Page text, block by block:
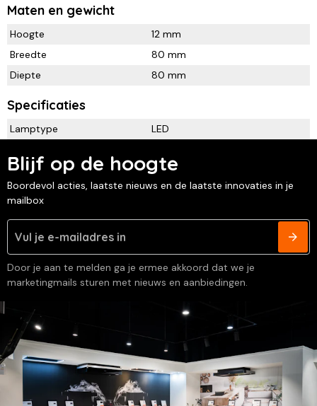
Maten en gewicht
Hoogte
12 mm
Breedte
80 mm
Diepte
80 mm
Specificaties
Lamptype LED
Blijf op de hoogte
Boordevol acties, laatste nieuws en de laatste innovaties in je
mailbox
Door je aan te melden ga je ermee akkoord dat we je
marketingmails sturen met nieuws en aanbiedingen.